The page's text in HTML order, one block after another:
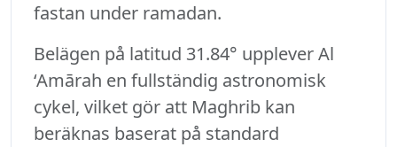
fastan under ramadan.
Belägen på latitud 31.84° upplever Al
‘Amārah en fullständig astronomisk
cykel, vilket gör att Maghrib kan
beräknas baserat på standard